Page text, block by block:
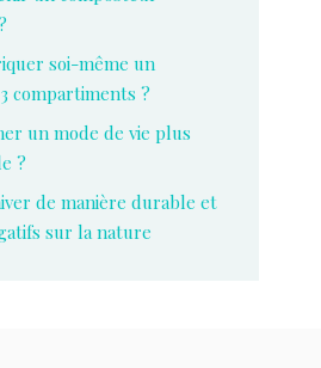
soi-même un
compartiments ?
un mode de vie plus
?
de manière durable et
sur la nature